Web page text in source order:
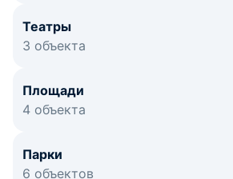
Театры
3 объекта
Площади
4 объекта
Парки
6 объектов